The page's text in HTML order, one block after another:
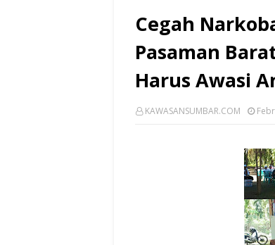
Cegah
Pasaman
Harus Awasi
KAWASANSUMBAR.COM